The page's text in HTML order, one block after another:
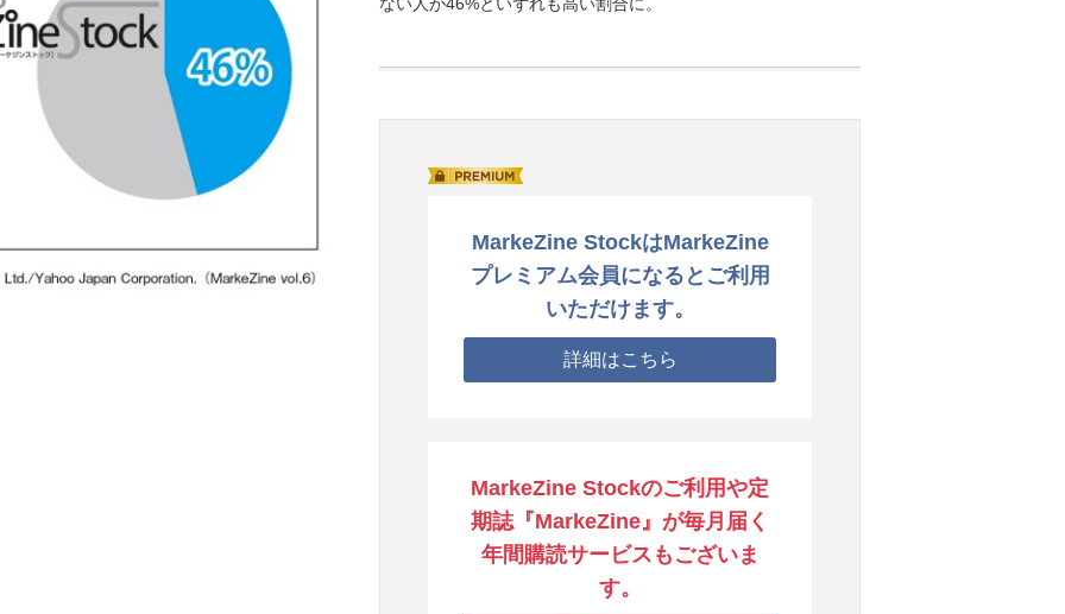
MarkeZine StockはMarkeZine
プレミアム会員になるとご利用
いただけます。
詳細はこちら
MarkeZine Stockのご利用や定
期誌『MarkeZine』が毎月届く
年間購読サービスもございま
す。